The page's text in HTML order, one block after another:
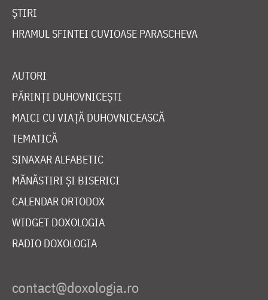
ȘTIRI
HRAMUL SFINTEI CUVIOASE PARASCHEVA
AUTORI
PĂRINȚI DUHOVNICEȘTI
MAICI CU VIAȚĂ DUHOVNICEASCĂ
TEMATICĂ
SINAXAR ALFABETIC
MĂNĂSTIRI ȘI BISERICI
CALENDAR ORTODOX
WIDGET DOXOLOGIA
RADIO DOXOLOGIA